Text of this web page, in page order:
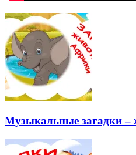
Музыкальные загадки